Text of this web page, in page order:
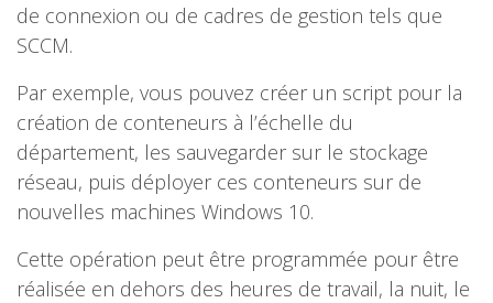
de connexion ou de cadres de gestion tels que
SCCM.
Par exemple, vous pouvez créer un script pour la
création de conteneurs à l’échelle du
département, les sauvegarder sur le stockage
réseau, puis déployer ces conteneurs sur de
nouvelles machines Windows 10.
Cette opération peut être programmée pour être
réalisée en dehors des heures de travail, la nuit, le